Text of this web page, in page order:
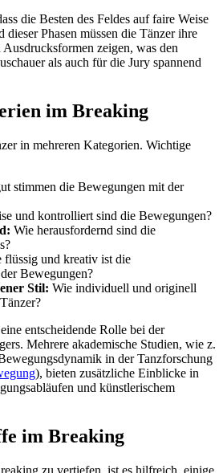
die Besten des Feldes auf faire Weise
Phasen müssen die Tänzer ihre
zeigen, was den
als auch für die Jury spannend
im Breaking
in mehreren Kategorien. Wichtige
stimmen die Bewegungen mit der
und kontrolliert sind die Bewegungen?
Wie herausfordernd sind die
flüssig und kreativ ist die
Bewegungen?
Stil: Wie individuell und originell
entscheidende Rolle bei der
Mehrere akademische Studien, wie z.
in der Tanzforschung
), bieten zusätzliche Einblicke in
und künstlerischem
im Breaking
zu vertiefen, ist es hilfreich, einige